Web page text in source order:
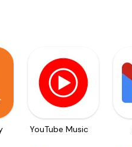
YouTube Music